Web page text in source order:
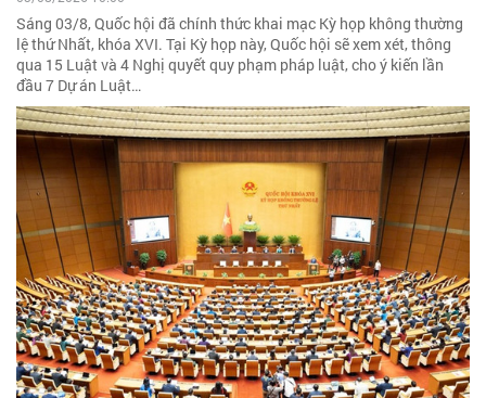
Sáng 03/8, Quốc hội đã chính thức khai mạc Kỳ họp không thường
lệ thứ Nhất, khóa XVI. Tại Kỳ họp này, Quốc hội sẽ xem xét, thông
qua 15 Luật và 4 Nghị quyết quy phạm pháp luật, cho ý kiến lần
đầu 7 Dự án Luật…